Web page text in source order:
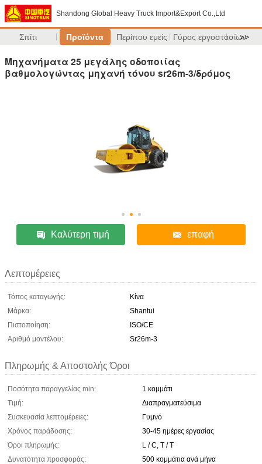
Shandong Global Heavy Truck Import&Export Co.,Ltd
Σπίτι Προϊόντα Περίπου εμείς Γύρος εργοστασίων
>>
Μηχανήματα 25 μεγάλης οδοποιίας
βαθμολογώντας μηχανή τόνου sr26m-3/δρόμος
Καλύτερη τιμή επαφή
Λεπτομέρειες
Τόπος καταγωγής:
Κίνα
Μάρκα:
Shantui
Πιστοποίηση:
ISO/CE
Αριθμό μοντέλου:
Sr26m-3
Πληρωμής & Αποστολής Όροι
Ποσότητα παραγγελίας min:
1 κομμάτι
Τιμή:
Διαπραγματεύσιμα
Συσκευασία λεπτομέρειες:
Γυμνό
Χρόνος παράδοσης:
30-45 ημέρες εργασίας
Όροι πληρωμής:
L / C, T / T
Δυνατότητα προσφοράς:
500 κομμάτια ανά μήνα